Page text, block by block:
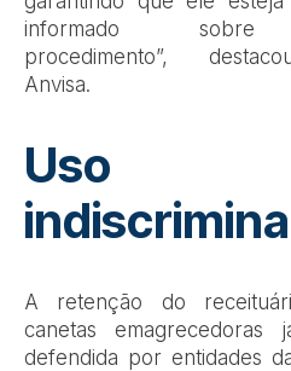
informado
procedimento”,
Anvisa.
Uso
A retenção do
canetas emagrecedoras
defendida por entidades